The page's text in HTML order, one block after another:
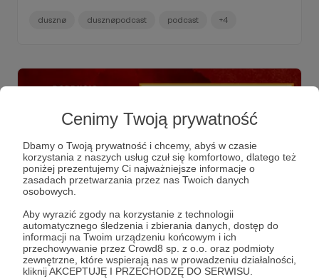
Cenimy Twoją prywatność
Dbamy o Twoją prywatność i chcemy, abyś w czasie
korzystania z naszych usług czuł się komfortowo, dlatego też
poniżej prezentujemy Ci najważniejsze informacje o
zasadach przetwarzania przez nas Twoich danych
osobowych.
Aby wyrazić zgody na korzystanie z technologii
automatycznego śledzenia i zbierania danych, dostęp do
informacji na Twoim urządzeniu końcowym i ich
przechowywanie przez Crowd8 sp. z o.o. oraz podmioty
zewnętrzne, które wspierają nas w prowadzeniu działalności,
kliknij AKCEPTUJĘ I PRZECHODZĘ DO SERWISU.
dusznø dusznøpodcast podcast +4
24.10.2024 Brak komentarzy
dusznø podcast #8 - Dobrusia Tattoo,
Porcelanka Tattoo, Zaduma Tattoo